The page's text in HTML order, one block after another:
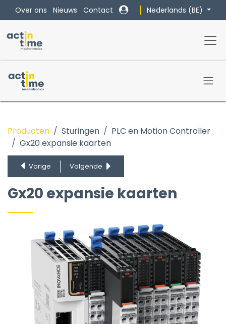
Overslaan naar inhoud
Over ons Nieuws Contact Nederlands (BE)
Easy Serie
AM Serie
AC Serie
Producten Sturingen
PLC en Motion Controller
Gx20 expansie kaarten
Vorige Volgende
Gx20 expansie kaarten